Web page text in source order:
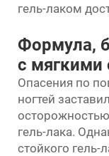
гель-лаком
Формула,
с мягкими
Опасения по
ногтей
гель-лака.
стойкого гель-